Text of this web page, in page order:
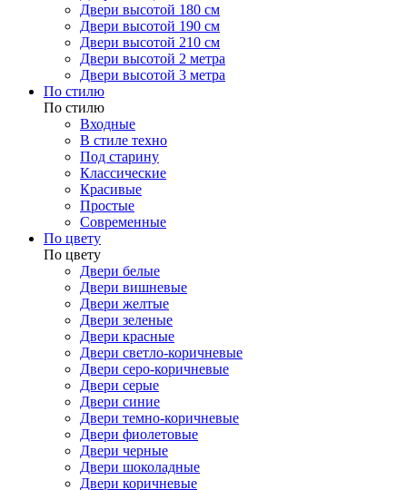
Двери высотой 180 см
Двери высотой 190 см
Двери высотой 210 см
Двери высотой 2 метра
Двери высотой 3 метра
По стилю
По стилю
Входные
В стиле техно
Под старину
Классические
Красивые
Простые
Современные
По цвету
По цвету
Двери белые
Двери вишневые
Двери желтые
Двери зеленые
Двери красные
Двери светло-коричневые
Двери серо-коричневые
Двери серые
Двери синие
Двери темно-коричневые
Двери фиолетовые
Двери черные
Двери шоколадные
Двери коричневые